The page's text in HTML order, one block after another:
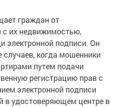
граждан от
с их недвижимостью,
подписи. Он
когда мошенники
путем подачи
регистрацию прав с
электронной подписи
в удостоверяющем центре в